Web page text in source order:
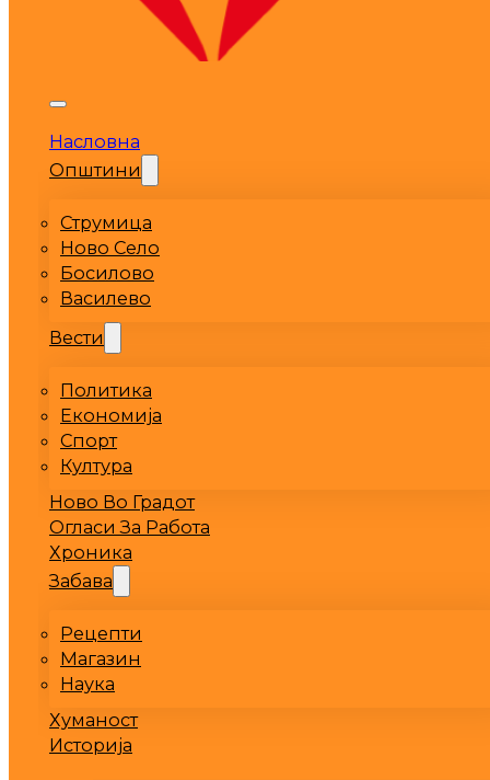
Насловна
Општини
Струмица
Ново Село
Босилово
Василево
Вести
Политика
Економија
Спорт
Култура
Ново Во Градот
Огласи За Работа
Хроника
Забава
Рецепти
Магазин
Наука
Хуманост
Историја